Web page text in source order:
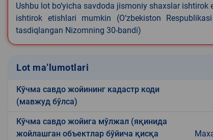
Ushbu lot bo‘yicha savdoda jismoniy shaxslar
ishtirok etishlari mumkin (O‘zbekiston
tasdiqlangan Nizomning 30-bandi)
Lot ma’lumotlari
Кўчма савдо жойининг кадастр коди
(мавжуд бўлса)
Кўчма савдо жойига мўлжал (яқинида
жойлашган объектлар бўйича қисқа